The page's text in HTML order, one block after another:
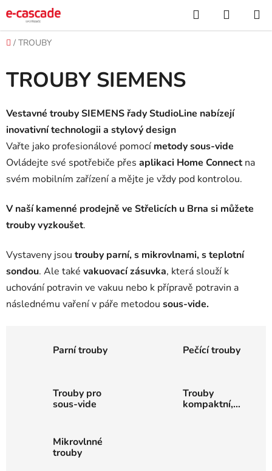
na
obsah
Hledat
KOŠÍK
Domů
/ TROUBY
TROUBY SIEMENS
Vestavné troubySIEMENS řady StudioLine nabízejí
inovativní technologii a stylový design
Vařte jako profesionálové pomocí metody sous-vide
Ovládejte své spotřebiče přes aplikaci Home Connect na
svém mobilním zařízení a mějte je vždy pod kontrolou.
V naší kamenné prodejně ve Střelicích u Brna si můžete
troubyvyzkoušet.
Vystaveny jsou trouby parní, s mikrovlnami, s teplotní
sondou. Ale také vakuovací zásuvka, která slouží k
uchování potravin ve vakuu nebo k přípravě potravin a
následnému vaření v páře metodou sous-vide.
Parní trouby Pečící trouby
Trouby pro
sous-vide
Trouby
kompaktní,
Mikrovlnné
trouby